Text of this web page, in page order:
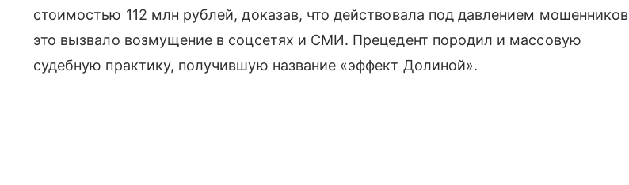
стоимостью 112 млн рублей, доказав, что действовала под давлением мошенников
это вызвало возмущение в соцсетях и СМИ. Прецедент породил и массовую
судебную практику, получившую название «эффект Долиной».